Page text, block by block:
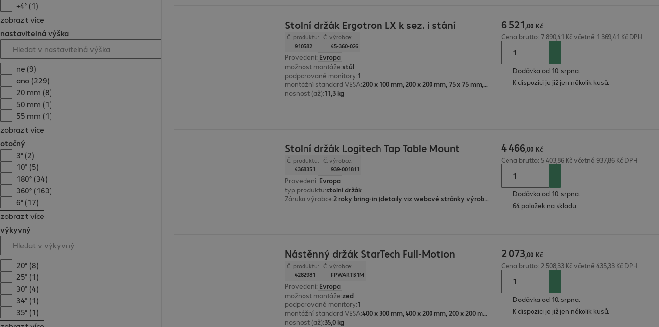
+4° (1)
zobrazit více
nastavitelná výška
ne (9)
ano (229)
20 mm (8)
50 mm (1)
55 mm (1)
zobrazit více
otočný
3° (2)
10° (5)
180° (34)
360° (163)
6° (17)
zobrazit více
výkyvný
20° (8)
25° (1)
30° (4)
34° (1)
35° (1)
Stolní držák Ergotron LX k sez. i stání
Č. produktu:
910582
Č. výrobce:
45-360-026
Provedení: Evropa
možnost montáže:stůl
podporované monitory:1
montážní standard VESA:
200 x 100 mm, 200 x 200 mm, 75 x 75 mm, 100 x 100 mm
nosnost (až):11,3 kg
6 521,00 Kč
Cena brutto: 7 890,41 Kč včetně 1 369,41 Kč DPH
Dodávka od 10. srpna.
K dispozici je již jen několik kusů.
Stolní držák Logitech Tap Table Mount
Č. produktu:
4368351
Č. výrobce:
939-001811
Provedení: Evropa
typ produktu:stolní držák
Záruka výrobce: 2 roky bring-in (detaily viz webové stránky výrobce)
4466,00 Kč
Cena brutto: 5 403,86 Kč včetně 937,86 Kč DPH
Dodávka od 10. srpna.
64 položek na skladu
Nástěnný držák StarTech Full-Motion
Č. produktu:
4282981
Č. výrobce:
FPWARTB1M
Provedení: Evropa
možnost montáže:zeď
podporované monitory:1
montážní standard VESA:
400 x 300 mm, 400 x 200 mm, 200 x 200 mm, 100 x 150 mm, 100 x 100 mm, 300 x 300 mm, 400 x 400 mm, 200 x 100 mm, 300 x 200 mm
nosnost (až):35,0 kg
2 073,00 Kč
Cena brutto: 2 508,33 Kč včetně 435,33 Kč DPH
Dodávka od 10. srpna.
K dispozici je již jen několik kusů.